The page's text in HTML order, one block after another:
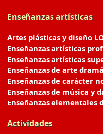
Enseñanzas artísticas
Artes plásticas y diseño
Enseñanzas artísticas
Enseñanzas artísticas
Enseñanzas de arte
Enseñanzas de carácter
Enseñanzas de música y
Enseñanzas elementales
Actividades